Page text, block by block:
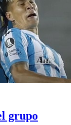
grupo